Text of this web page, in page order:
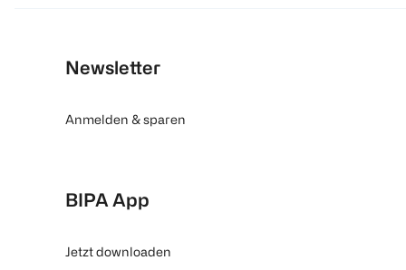
Newsletter
Anmelden & sparen
BIPA App
Jetzt downloaden